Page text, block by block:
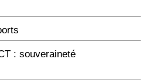
: souveraineté